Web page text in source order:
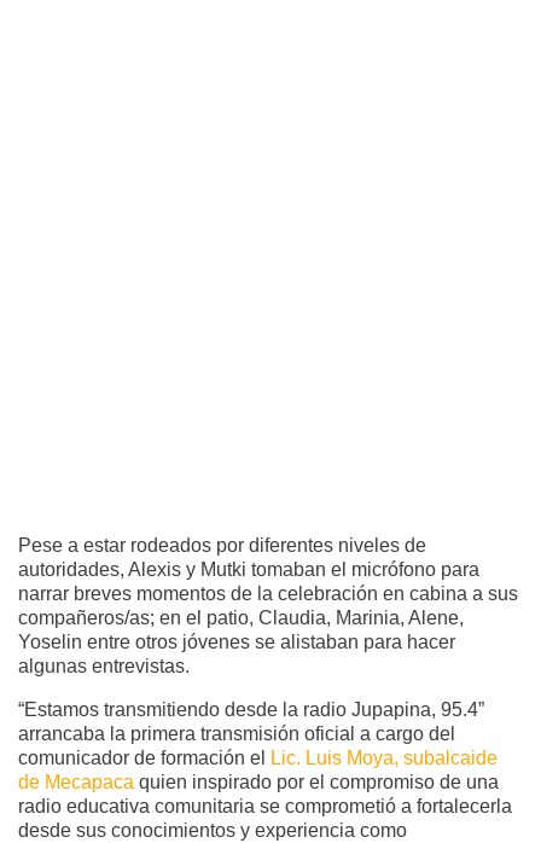
Pese a estar rodeados por diferentes niveles de
autoridades, Alexis y Mutki tomaban el micrófono para
narrar breves momentos de la celebración en cabina a sus
compañeros/as; en el patio, Claudia, Marinia, Alene,
Yoselin entre otros jóvenes se alistaban para hacer
algunas entrevistas.
“Estamos transmitiendo desde la radio Jupapina, 95.4”
arrancaba la primera transmisión oficial a cargo del
comunicador de formación el
Lic. Luis Moya, subalcaide
de Mecapaca quien inspirado por el compromiso de una
radio educativa comunitaria se comprometió a fortalecerla
desde sus conocimientos y experiencia como